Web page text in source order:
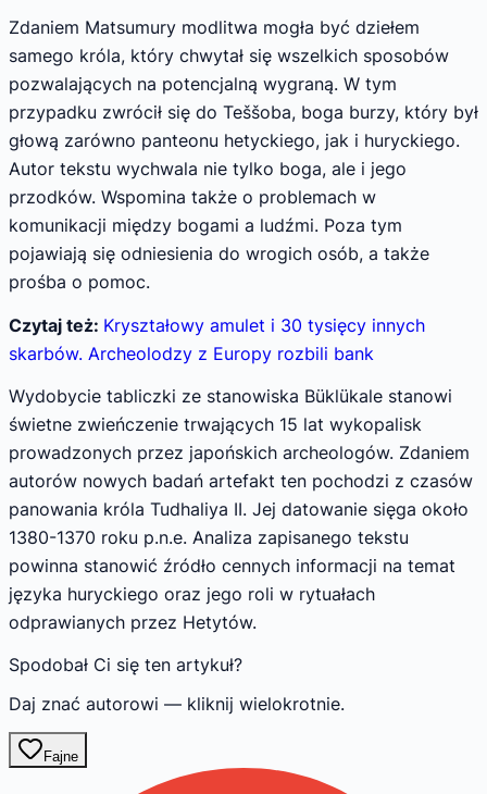
Zdaniem Matsumury modlitwa mogła być dziełem
samego króla, który chwytał się wszelkich sposobów
pozwalających na potencjalną wygraną. W tym
przypadku zwrócił się do Teššoba, boga burzy, który był
głową zarówno panteonu hetyckiego, jak i huryckiego.
Autor tekstu wychwala nie tylko boga, ale i jego
przodków. Wspomina także o problemach w
komunikacji między bogami a ludźmi. Poza tym
pojawiają się odniesienia do wrogich osób, a także
prośba o pomoc.
Czytaj też: Kryształowy amulet i 30 tysięcy innych
skarbów. Archeolodzy z Europy rozbili bank
Wydobycie tabliczki ze stanowiska Büklükale stanowi
świetne zwieńczenie trwających 15 lat wykopalisk
prowadzonych przez japońskich archeologów. Zdaniem
autorów nowych badań artefakt ten pochodzi z czasów
panowania króla Tudhaliya II. Jej datowanie sięga około
1380-1370 roku p.n.e. Analiza zapisanego tekstu
powinna stanowić źródło cennych informacji na temat
języka huryckiego oraz jego roli w rytuałach
odprawianych przez Hetytów.
Spodobał Ci się ten artykuł?
Daj znać autorowi — kliknij wielokrotnie.
Fajne